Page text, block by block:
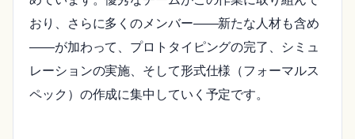
おり、さらに多くのメンバー――新たな人材も含め
――が加わって、プロトタイピングの完了、シミュ
レーションの実施、そして形式仕様（フォーマルス
ペック）の作成に集中していく予定です。